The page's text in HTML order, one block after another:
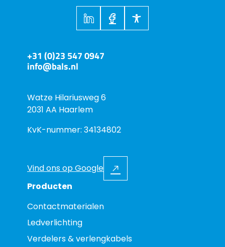
+31 (0)23 547 0947
info@bals.nl
Watze Hilariusweg 6
2031 AA Haarlem
KvK-nummer: 34134802
Vind ons op Google
Producten
Contactmaterialen
Ledverlichting
Verdelers & verlengkabels